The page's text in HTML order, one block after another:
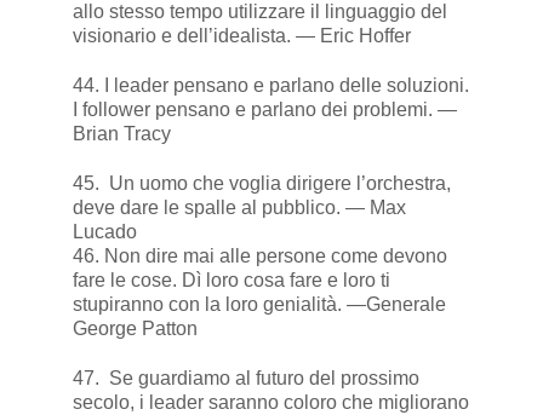
allo stesso tempo utilizzare il linguaggio del
visionario e dell’idealista. — Eric Hoffer
44. I leader pensano e parlano delle soluzioni.
I follower pensano e parlano dei problemi. —
Brian Tracy
45. Un uomo che voglia dirigere l’orchestra,
deve dare le spalle al pubblico. — Max
Lucado
46. Non dire mai alle persone come devono
fare le cose. Dì loro cosa fare e loro ti
stupiranno con la loro genialità. —Generale
George Patton
47. Se guardiamo al futuro del prossimo
secolo, i leader saranno coloro che migliorano